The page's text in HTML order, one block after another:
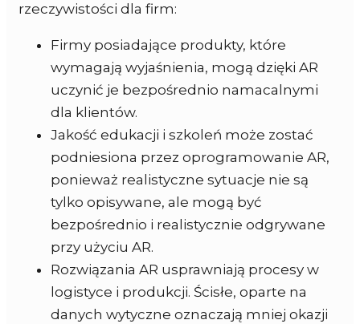
rzeczywistości dla firm:
Firmy posiadające produkty, które
wymagają wyjaśnienia, mogą dzięki AR
uczynić je bezpośrednio namacalnymi
dla klientów.
Jakość edukacji i szkoleń może zostać
podniesiona przez oprogramowanie AR,
ponieważ realistyczne sytuacje nie są
tylko opisywane, ale mogą być
bezpośrednio i realistycznie odgrywane
przy użyciu AR.
Rozwiązania AR usprawniają procesy w
logistyce i produkcji. Ścisłe, oparte na
danych wytyczne oznaczają mniej okazji